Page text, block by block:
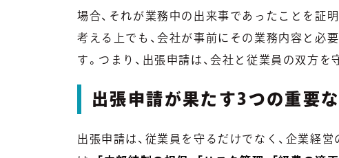
場合、それが業務中の出来事であったことを証
考える上でも、会社が事前にその業務内容と必
す。つまり、出張申請は、会社と従業員の双方
出張申請が果たす3つの重要
出張申請は、従業員を守るだけでなく、企業経